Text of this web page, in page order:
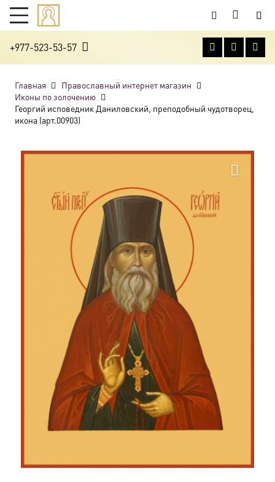
+977-523-53-57
Главная
Православный интернет магазин
Иконы по золочению
Георгий исповедник Даниловский, преподобный чудотворец,
икона (арт.00903)